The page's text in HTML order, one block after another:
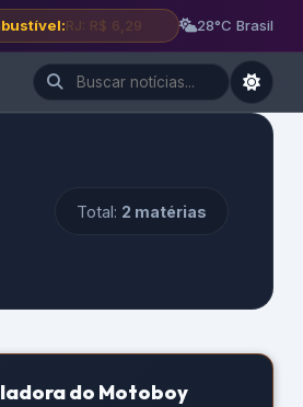
BH: R$ 6,12 28°C Brasil
Total: 2 matérias
do Motoboy